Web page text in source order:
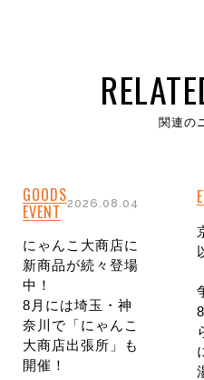
関連の
GOODS
EVENT 2026.08.04
にゃんこ大商店に
新商品が続々登場
中！
8月には埼玉・神
奈川で「にゃんこ
大商店出張所」も
開催！